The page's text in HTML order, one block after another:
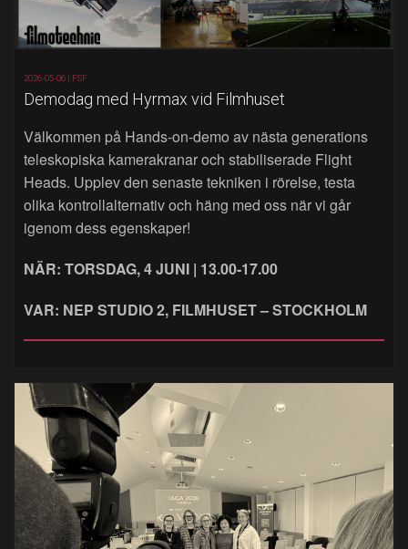
2026-05-06 | FSF
Demodag med Hyrmax vid Filmhuset
Välkommen på Hands‑on‑demo av nästa generations
teleskopiska kamerakranar och stabiliserade Flight
Heads. Upplev den senaste tekniken i rörelse, testa
olika kontrollalternativ och häng med oss när vi går
igenom dess egenskaper!
NÄR: TORSDAG, 4 JUNI | 13.00-17.00
VAR: NEP STUDIO 2, FILMHUSET – STOCKHOLM